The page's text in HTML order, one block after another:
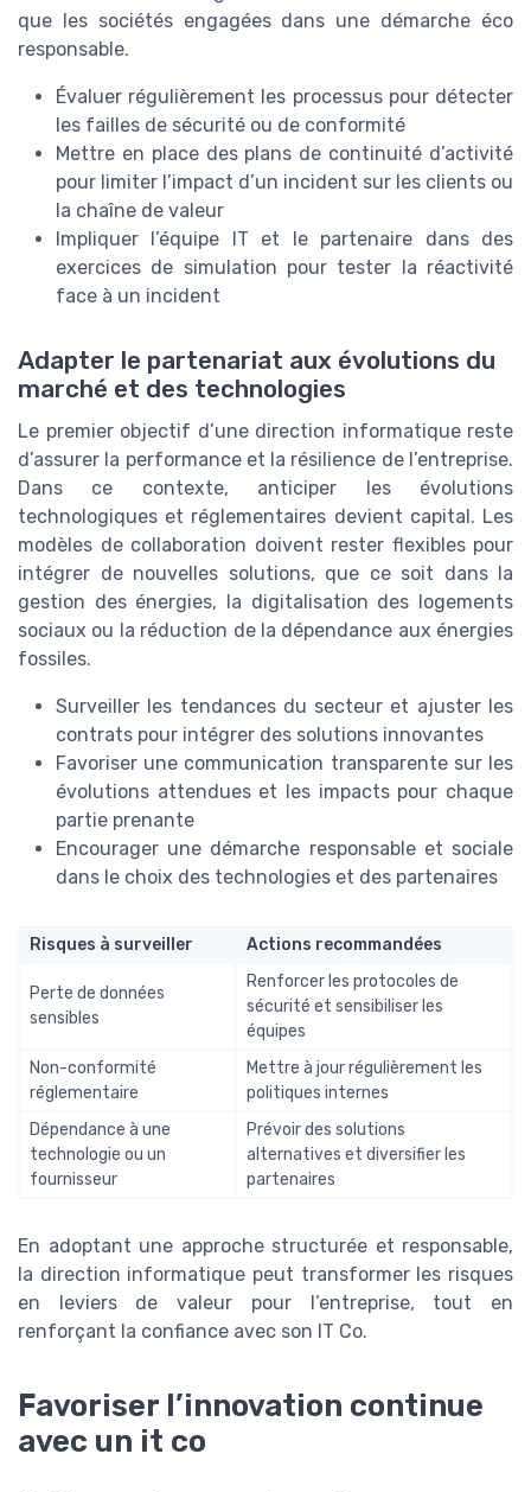
que les sociétés engagées dans une démarche éco
responsable.
Évaluer régulièrement les processus pour détecter
les failles de sécurité ou de conformité
Mettre en place des plans de continuité d’activité
pour limiter l’impact d’un incident sur les clients ou
la chaîne de valeur
Impliquer l’équipe IT et le partenaire dans des
exercices de simulation pour tester la réactivité
face à un incident
Adapter le partenariat aux évolutions du
marché et des technologies
Le premier objectif d’une direction informatique reste
d’assurer la performance et la résilience de l’entreprise.
Dans ce contexte, anticiper les évolutions
technologiques et réglementaires devient capital. Les
modèles de collaboration doivent rester flexibles pour
intégrer de nouvelles solutions, que ce soit dans la
gestion des énergies, la digitalisation des logements
sociaux ou la réduction de la dépendance aux énergies
fossiles.
Surveiller les tendances du secteur et ajuster les
contrats pour intégrer des solutions innovantes
Favoriser une communication transparente sur les
évolutions attendues et les impacts pour chaque
partie prenante
Encourager une démarche responsable et sociale
dans le choix des technologies et des partenaires
Risques à surveiller Actions recommandées
Perte de données
sensibles
Renforcer les protocoles de
sécurité et sensibiliser les
équipes
Non-conformité
réglementaire
Mettre à jour régulièrement les
politiques internes
Dépendance à une
technologie ou un
fournisseur
Prévoir des solutions
alternatives et diversifier les
partenaires
En adoptant une approche structurée et responsable,
la direction informatique peut transformer les risques
en leviers de valeur pour l’entreprise, tout en
renforçant la confiance avec son IT Co.
Favoriser l’innovation continue
avec un it co